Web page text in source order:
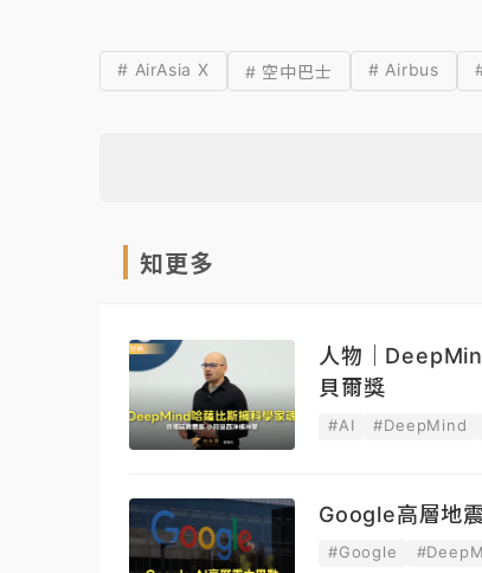
# AirAsia X # 空中巴士 # Airbus
知更多
人物｜
貝爾獎
#AI #DeepMind
Google高層地
#Google